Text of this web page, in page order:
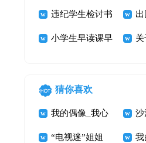
收检讨书
违纪学生检讨书
3篇 编
小学生早读课早
猜你喜欢
我的偶像_我心
中的鲁迅先生作
沙
“电视迷”姐姐 我